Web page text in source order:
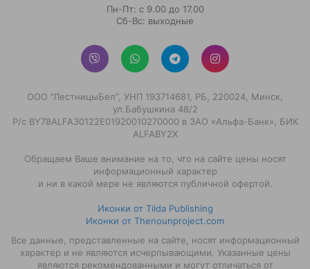
Пн-Пт: с 9.00 до 17.00
Сб-Вс: выходные
ООО “ЛестницыБел”, УНП 193714681, РБ, 220024, Минск,
ул.Бабушкина 48/2
Р/с BY78ALFA30122E01920010270000 в ЗАО «Альфа-Банк», БИК
ALFABY2X
Обращаем Ваше внимание на то, что на сайте цены носят
информационный характер
и ни в какой мере не являются публичной офертой.
Иконки от Tilda Publishing
Иконки от Thenounproject.com
Все данные, представленные на сайте, носят информационный
характер и не являются исчерпывающими. Указанные цены
являются рекомендованными и могут отличаться от